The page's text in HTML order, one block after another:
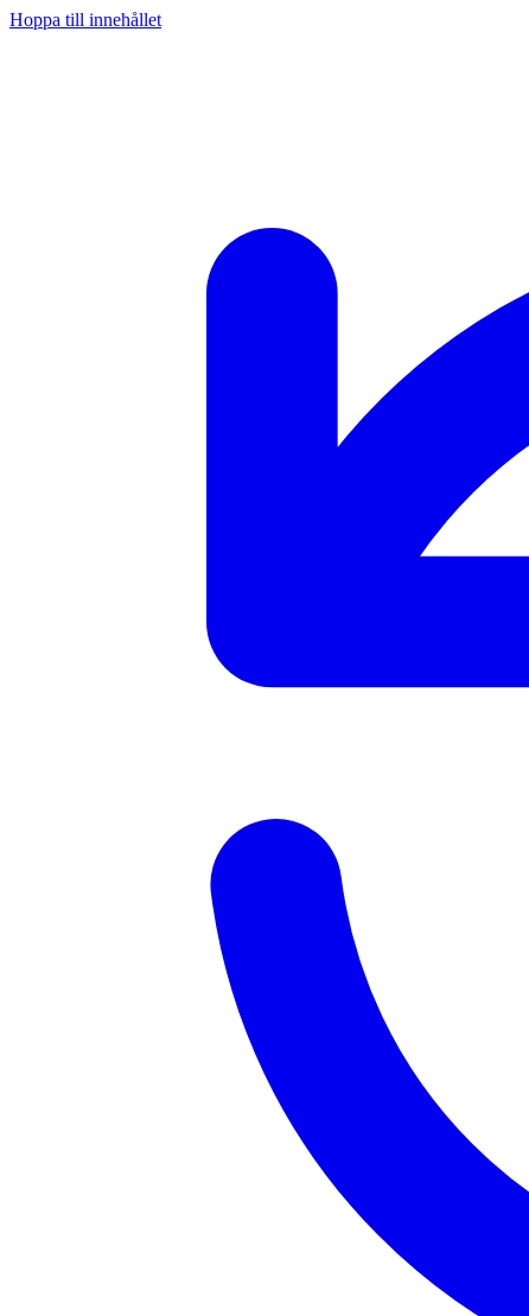
Hoppa till innehållet